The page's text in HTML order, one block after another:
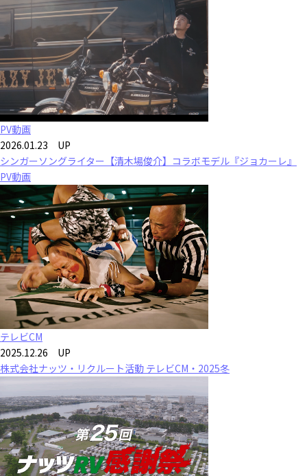
PV動画
2026.01.23 UP
シンガーソングライター【清木場俊介】コラボモデル『ジョカーレ』
PV動画
テレビCM
2025.12.26 UP
株式会社ナッツ・リクルート活動 テレビCM・2025冬